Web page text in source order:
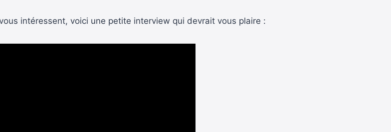
intéressent, voici une petite interview qui devrait vous plaire :